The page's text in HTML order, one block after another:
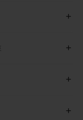
+
+
証を +
+